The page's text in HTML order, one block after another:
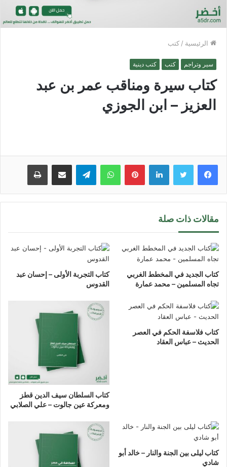
الرئيسية / كتب
سير وتراجم كتب كتب دينية
كتاب سيرة ومناقب عمر بن عبد
العزيز – ابن الجوزي
لينكدإن بينتيريستواتساب تيلقرام مشاركة عبر البريد طباعة
مقالات ذات صلة
كتاب الجديد في المخطط الغربي
تجاه المسلمين – محمد عمارة
كتاب التجربة الأولى – إحسان عبد
القدوس
كتاب فلاسفة الحكم في العصر
الحديث – عباس العقاد
كتاب السلطان سيف الدين قطز
ومعركة عين جالوت – علي الصلابي
كتاب ليلى بين الجنة والنار – خالد أبو
شادي